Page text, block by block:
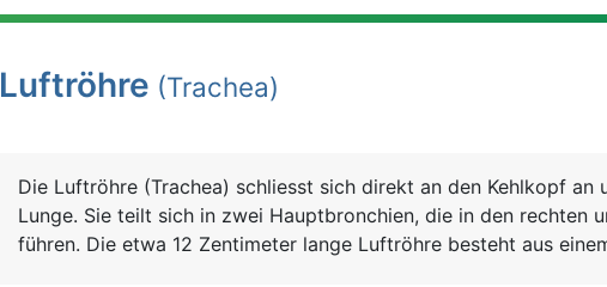
Luftröhre (Trachea)
Die Luftröhre (Trachea) schliesst sich direkt an den Kehlkopf
Lunge. Sie teilt sich in zwei Hauptbronchien, die in den rechten
führen. Die etwa 12 Zentimeter lange Luftröhre besteht aus